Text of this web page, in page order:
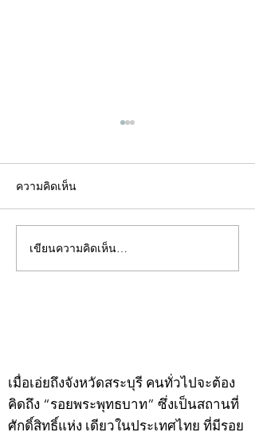
คอลัมน์"จับชีพจรวงการ
พระ"ประจำพุธที่ 29
ความคิดเห็น
เขียนความคิดเห็น…
เมื่อเอ่ยถึงจังหวัดสระบุรี คนทั่วไปจะต้อง
คิดถึง “รอยพระพุทธบาท” ซึ่งเป็นสถานที่
ศักดิ์สิทธิ์แห่ง เดียวในประเทศไทย ที่มีรอย